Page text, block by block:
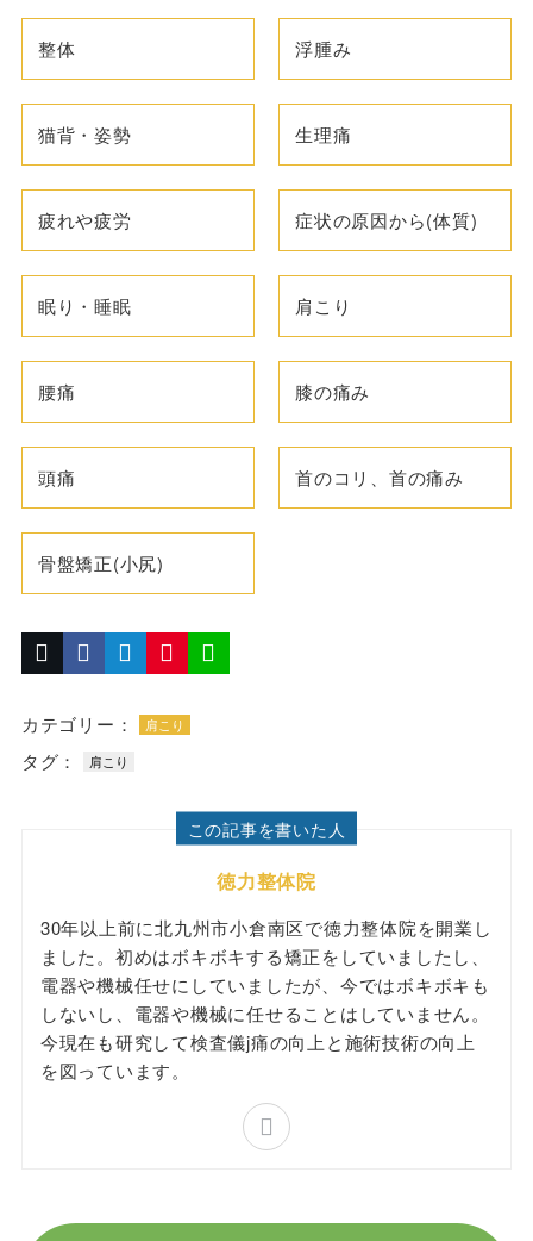
整体 浮腫み
猫背・姿勢 生理痛
疲れや疲労 症状の原因から(体質)
眠り・睡眠 肩こり
腰痛 膝の痛み
頭痛 首のコリ、首の痛み
骨盤矯正(小尻)
カテゴリー： 肩こり
タグ： 肩こり
この記事を書いた人
徳力整体院
30年以上前に北九州市小倉南区で徳力整体院を開業し
ました。初めはボキボキする矯正をしていましたし、
電器や機械任せにしていましたが、今ではボキボキも
しないし、電器や機械に任せることはしていません。
今現在も研究して検査儀j痛の向上と施術技術の向上
を図っています。